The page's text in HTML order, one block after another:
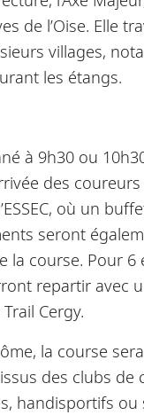
de l’Oise. Elle
villages,
les étangs.
à 9h30 ou
des
où un
seront
la course. Pour 6
repartir avec
Cergy.
la course
des clubs de
handisportifs ou